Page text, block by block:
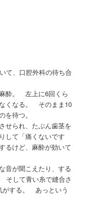
て、口腔外科の待ち合
酔。 左上に6回くら
くなる。 そのまま10
待つ。
られ、たぶん歯茎を
て「痛くないです
るけど、麻酔が効いて
音が聞こえたり、する
して青い糸で縫合さ
がする。 あっという